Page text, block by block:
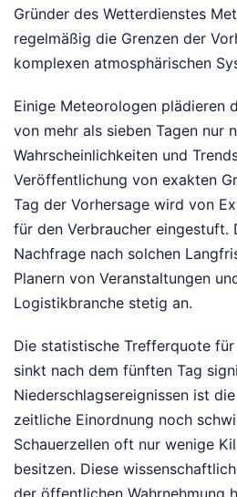
Gründer des Wetterdienstes
regelmäßig die Grenzen der
komplexen atmosphärischen
Einige Meteorologen plädieren
von mehr als sieben Tagen nur
Wahrscheinlichkeiten und
Veröffentlichung von exakten
Tag der Vorhersage wird von
für den Verbraucher eingestuft.
Nachfrage nach solchen
Planern von Veranstaltungen
Logistikbranche stetig an.
Die statistische Trefferquote
sinkt nach dem fünften Tag
Niederschlagsereignissen ist
zeitliche Einordnung noch
Schauerzellen oft nur wenige
besitzen. Diese
der öffentlichen Wahrnehmung